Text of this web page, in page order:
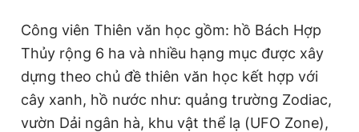
Công viên Thiên văn học gồm: hồ Bách Hợp
Thủy rộng 6 ha và nhiều hạng mục được xây
dựng theo chủ đề thiên văn học kết hợp với
cây xanh, hồ nước như: quảng trường Zodiac,
vườn Dải ngân hà, khu vật thể lạ (UFO Zone),